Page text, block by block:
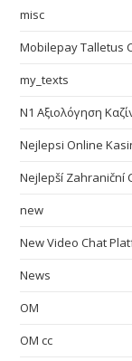
misc
Mobilepay Talletus
my_texts
N1 Αξιολόγηση
Nejlepsi Online
Nejlepší Zahraniční
new
New Video Chat
News
OM
OM cc